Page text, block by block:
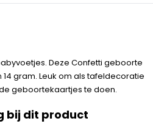
Deze Confetti geboorte
gram. Leuk om als tafeldecoratie
geboortekaartjes te doen.
bij dit product